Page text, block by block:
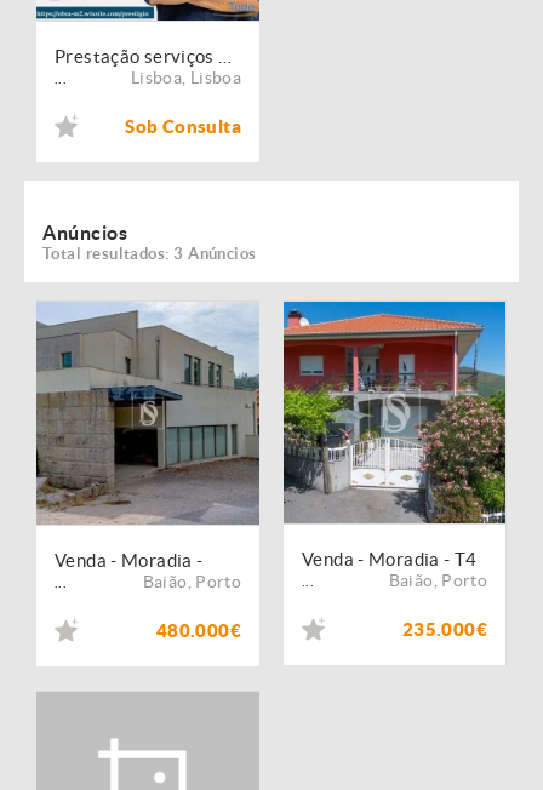
Lisboa Lisboa
Sob Consulta
Anúncios
Total resultados: 3 Anúncios
Venda - Moradia -
Baião Porto
480.000€
Venda - Moradia - T4
Baião Porto
235.000€